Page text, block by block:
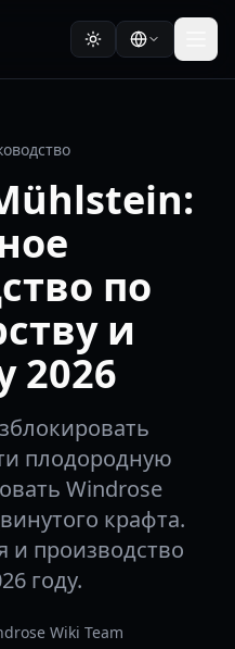
по
и
2026
плодородную
Windrose
крафта.
и производство
году.
Wiki Team